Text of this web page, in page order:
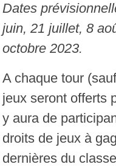
Dates
juin, 21 juillet, 8
octobre 2023.
A chaque tour
jeux seront offerts
y aura de
droits de jeux à
dernières du